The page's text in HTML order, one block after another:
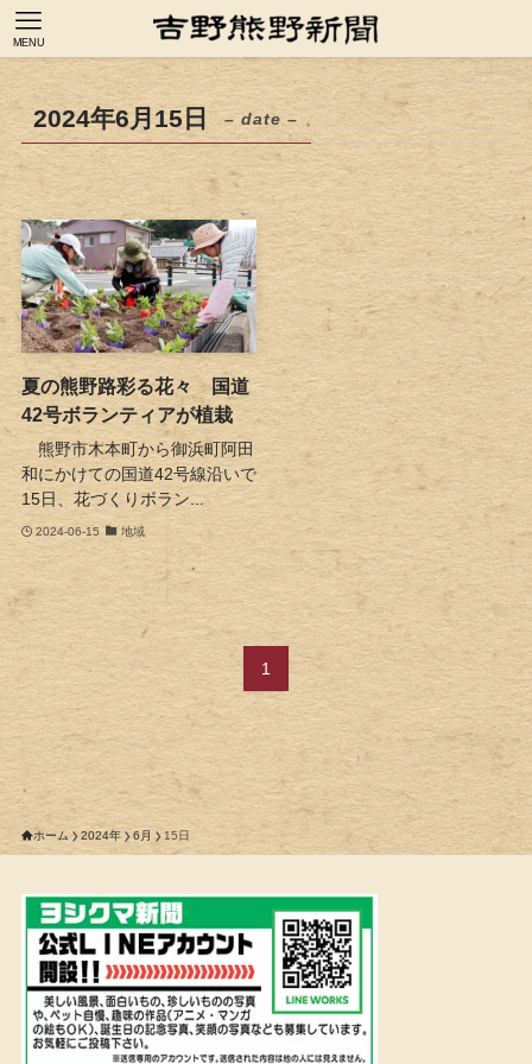
MENU
2024年6月15日 – date –
夏の熊野路彩る花々 国道
42号ボランティアが植栽
熊野市木本町から御浜町阿田
和にかけての国道42号線沿いで
15日、花づくりボラン...
2024-06-15 地域
1
ホーム 2024年 6月 15日